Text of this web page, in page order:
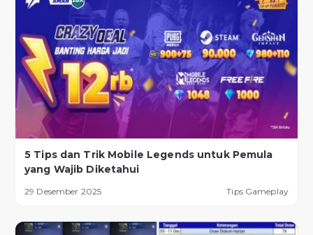
5 Tips dan Trik Mobile Legends untuk Pemula
yang Wajib Diketahui
29 Desember 2025 Tips Gameplay